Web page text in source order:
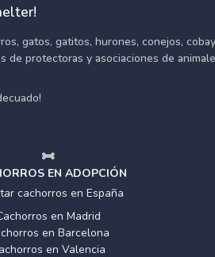
gatos, gatitos, hurones, conejos,
de protectoras y asociaciones de
EN ADOPCIÓN
cachorros en España
en Madrid
en Barcelona
en Valencia